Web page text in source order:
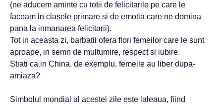
(ne aducem aminte cu totii de felicitarile pe care le
faceam in clasele primare si de emotia care ne domina
pana la inmanarea felicitarii).
Tot in aceasta zi, barbatii ofera flori femeilor care le sunt
aproape, in semn de multumire, respect si iubire.
Stiati ca in China, de exemplu, femeile au liber dupa-
amiaza?
Simbolul mondial al acestei zile este laleaua, fiind